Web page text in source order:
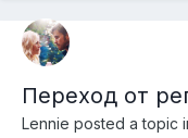
Переход от
Lennie posted a topic